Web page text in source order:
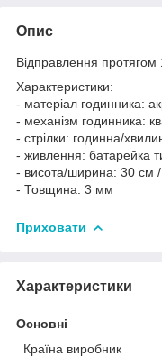
Опис
Відправлення протягом
Характеристики:
- матеріал годинника:
- механізм годинника:
- стрілки: годинна/
- живлення: батарейка
- висота/ширина: 30 см
- Товщина: 3 мм
Приховати
Характеристики
Основні
Країна виробник